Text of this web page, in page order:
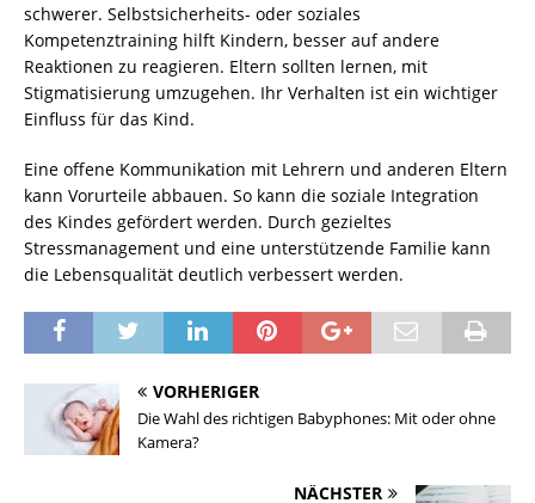
schwerer. Selbstsicherheits- oder soziales
Kompetenztraining hilft Kindern, besser auf andere
Reaktionen zu reagieren. Eltern sollten lernen, mit
Stigmatisierung umzugehen. Ihr Verhalten ist ein wichtiger
Einfluss für das Kind.
Eine offene Kommunikation mit Lehrern und anderen Eltern
kann Vorurteile abbauen. So kann die soziale Integration
des Kindes gefördert werden. Durch gezieltes
Stressmanagement und eine unterstützende Familie kann
die Lebensqualität deutlich verbessert werden.
VORHERIGER
Die Wahl des richtigen Babyphones: Mit oder ohne
Kamera?
NÄCHSTER